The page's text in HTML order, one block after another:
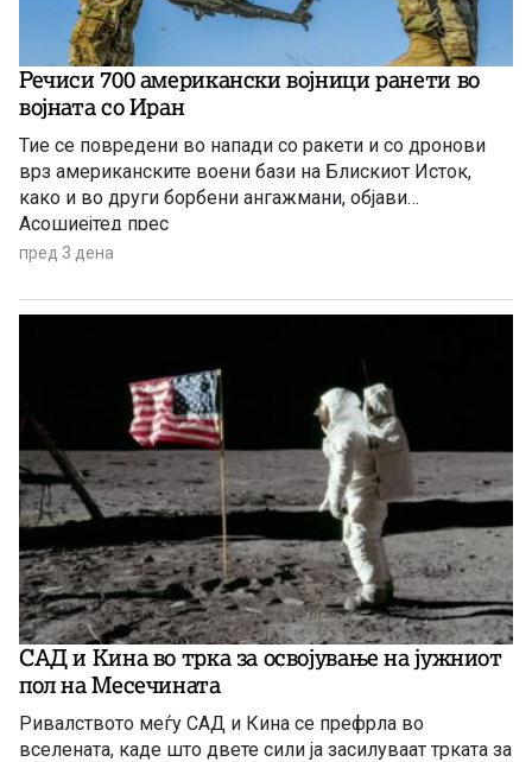
Речиси 700 американски војници ранети во
војната со Иран
Тие се повредени во напади со ракети и со дронови
врз американските воени бази на Блискиот Исток,
како и во други борбени ангажмани, објави
Асошиејтед прес
пред 3 дена
САД и Кина во трка за освојување на јужниот
пол на Месечината
Ривалството меѓу САД и Кина се префрла во
вселената, каде што двете сили ја засилуваат трката за